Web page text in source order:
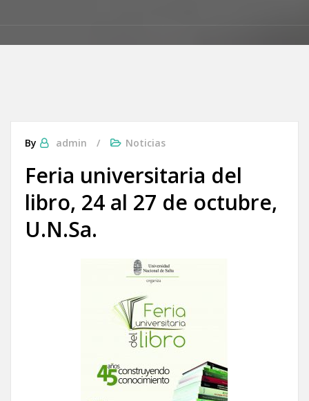
By admin Noticias
Feria universitaria del
libro, 24 al 27 de octubre,
U.N.Sa.